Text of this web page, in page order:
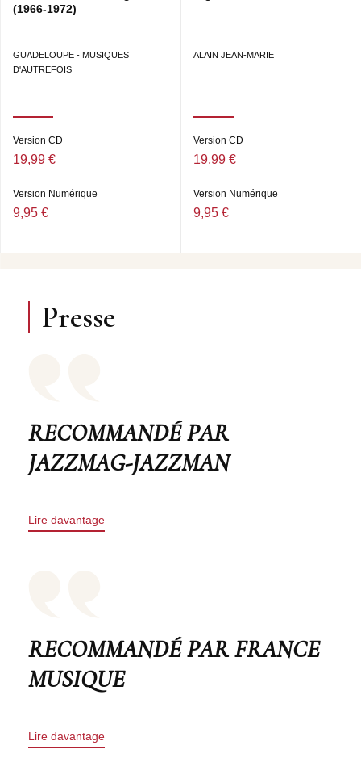
(1966-1972)
GUADELOUPE - MUSIQUES
D'AUTREFOIS
Version CD
19,99 €
Version Numérique
9,95 €
ALAIN JEAN-MARIE
Version CD
19,99 €
Version Numérique
9,95 €
Presse
RECOMMANDÉ PAR
JAZZMAG-JAZZMAN
Lire davantage
RECOMMANDÉ PAR FRANCE
MUSIQUE
Lire davantage